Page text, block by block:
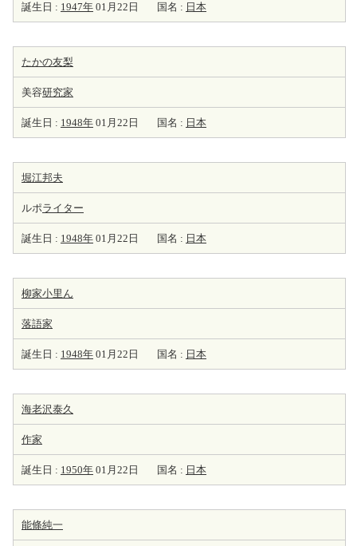
誕生日 : 1947年 01月22日 国名 : 日本
たかの友梨
美容研究家
誕生日 : 1948年 01月22日 国名 : 日本
堀江邦夫
ルポライター
誕生日 : 1948年 01月22日 国名 : 日本
柳家小里ん
落語家
誕生日 : 1948年 01月22日 国名 : 日本
海老沢泰久
作家
誕生日 : 1950年 01月22日 国名 : 日本
能條純一